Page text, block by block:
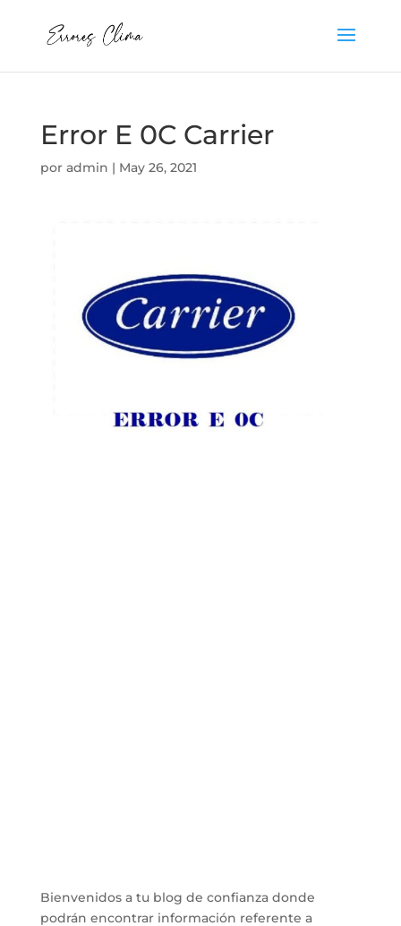
Error E 0C Carrier
por admin | May 26, 2021
Bienvenidos a tu blog de confianza donde
podrán encontrar información referente a